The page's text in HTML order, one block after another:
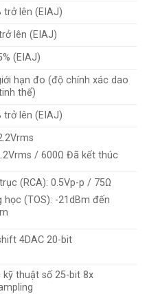
trở lên (EIAJ)
lên (EIAJ)
(EIAJ)
hạn đo (độ chính xác dao
thể)
trở lên (EIAJ)
/ 600Ω Đã kết thúc
(RCA): 0.5Vp-p / 75Ω
học (TOS): -21dBm đến
4DAC 20-bit
kỹ thuật số 25-bit 8x